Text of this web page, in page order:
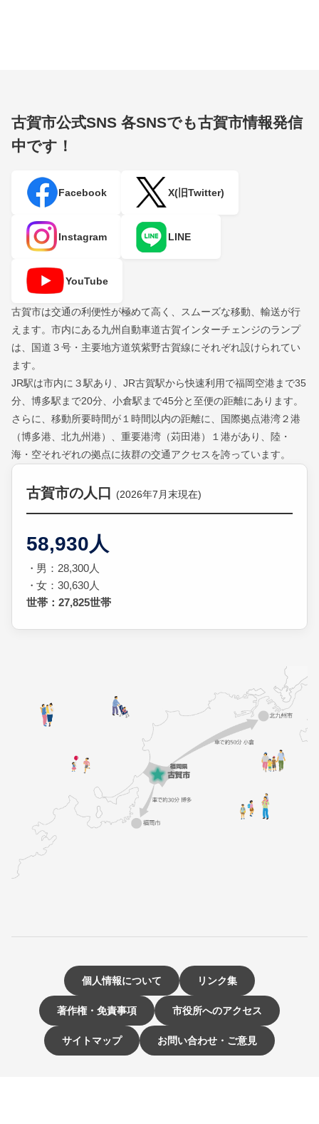
古賀市公式SNS 各SNSでも古賀市情報発信
中です！
Facebook X(旧Twitter)
Instagram LINE
YouTube
古賀市は交通の利便性が極めて高く、スムーズな移動、輸送が行
えます。市内にある九州自動車道古賀インターチェンジのランプ
は、国道３号・主要地方道筑紫野古賀線にそれぞれ設けられてい
ます。
JR駅は市内に３駅あり、JR古賀駅から快速利用で福岡空港まで35
分、博多駅まで20分、小倉駅まで45分と至便の距離にあります。
さらに、移動所要時間が１時間以内の距離に、国際拠点港湾２港
（博多港、北九州港）、重要港湾（苅田港）１港があり、陸・
海・空それぞれの拠点に抜群の交通アクセスを誇っています。
古賀市の人口 (2026年7月末現在)
58,930人
男：28,300人
女：30,630人
世帯：27,825世帯
個人情報について リンク集
著作権・免責事項 市役所へのアクセス
サイトマップ お問い合わせ・ご意見